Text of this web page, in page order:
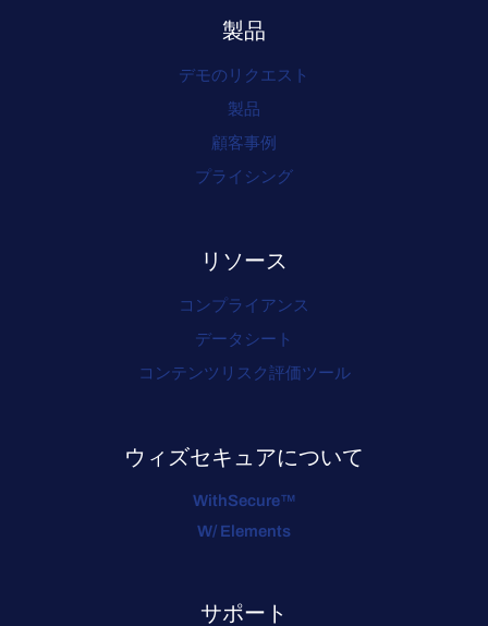
製品
デモのリクエスト
製品
顧客事例
プライシング
リソース
コンプライアンス
データシート
コンテンツリスク評価ツール
ウィズセキュアについて
WithSecure™
W/ Elements
サポート